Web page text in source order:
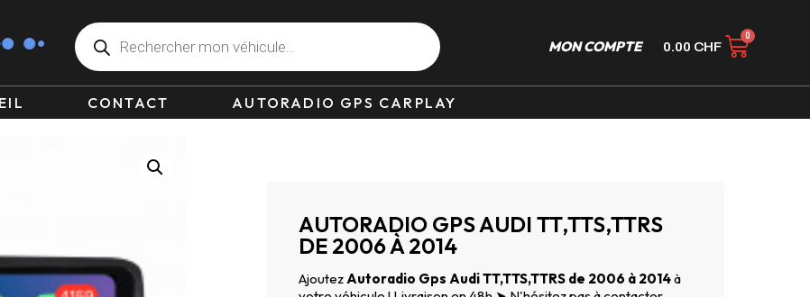
MON COMPTE 0.00 CHF
CONTACT AUTORADIO GPS CARPLAY
AUTORADIO GPS AUDI TT,TTS,TTRS
DE 2006 À 2014
AjoutezAutoradio Gps Audi TT,TTS,TTRS de 2006 à 2014à